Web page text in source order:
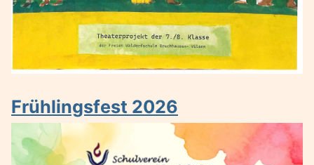
Frühlingsfest 2026